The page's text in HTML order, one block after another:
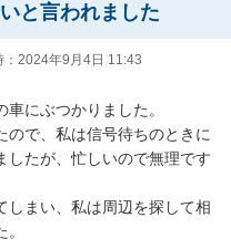
と言われました
2024年9月4日 11:43
にぶつかりました。
ので、私は信号待ちのときに
したが、忙しいので無理です
しまい、私は周辺を探して相